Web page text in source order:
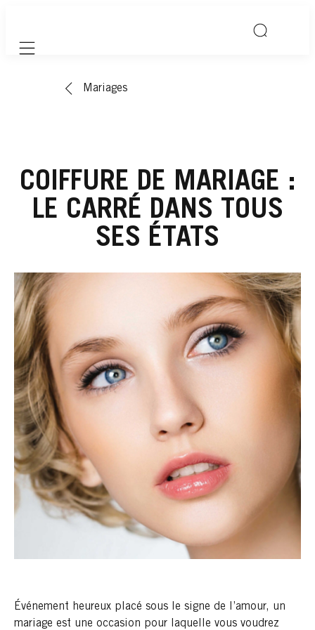
Mobile navigation
Mariages
COIFFURE DE MARIAGE :
LE CARRÉ DANS TOUS
SES ÉTATS
Événement heureux placé sous le signe de l’amour, un
mariage est une occasion pour laquelle vous voudrez